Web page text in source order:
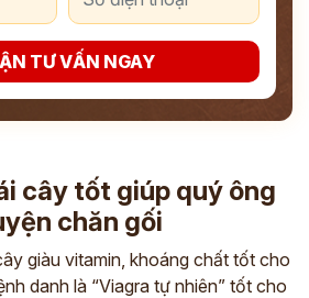
TƯ VẤN NGAY
cây tốt giúp quý ông
chăn gối
giàu vitamin, khoáng chất tốt cho
danh là “Viagra tự nhiên” tốt cho